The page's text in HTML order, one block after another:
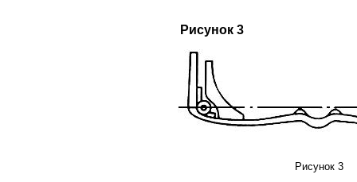
Рисунок 3
Рисунок 3